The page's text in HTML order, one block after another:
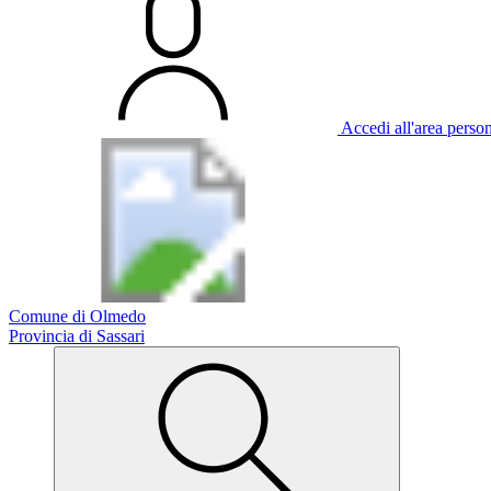
Accedi all'area
Comune di Olmedo
Provincia di Sassari